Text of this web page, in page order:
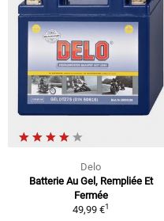
Delo
Batterie Au Gel, Rempliée Et
Fermée
49,99 €1